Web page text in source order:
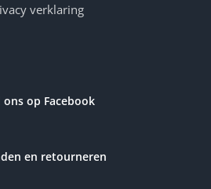
verklaring
ons op Facebook
en retourneren